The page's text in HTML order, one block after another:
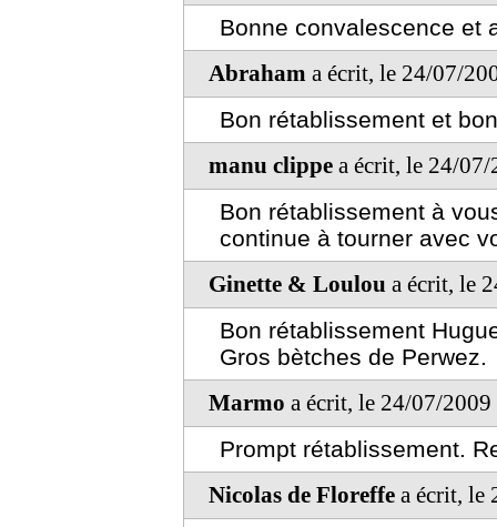
Bonne convalescence et
Abraham a écrit, le 24/07/
Bon rétablissement et
manu clippe a écrit, le 24/
Bon rétablissement à
continue à tourner avec
Ginette & Loulou a écrit, le
Bon rétablissement
Gros bètches de Perwez.
Marmo a écrit, le 24/07/
Prompt rétablissement.
Nicolas de Floreffe a écrit, le